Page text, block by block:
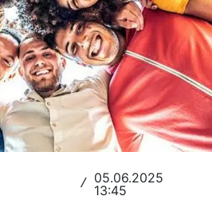
/
05.06.2025
13:45